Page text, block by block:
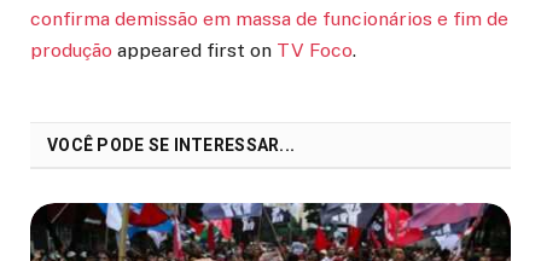
confirma demissão em massa de funcionários e fim de
produção appeared first on TV Foco.
VOCÊ PODE SE INTERESSAR...